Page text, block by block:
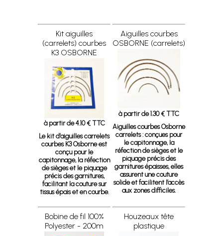
Kit aiguilles
(carrelets) courbes
K3 OSBORNE
à partir de 4.10 € TTC
Le kit d’aiguilles carrelets
courbes K3 Osborne est
conçu pour le
capitonnage, la réfection
de sièges et le piquage
précis des garnitures,
facilitant la couture sur
tissus épais et en courbe.
Aiguilles courbes
OSBORNE (carrelets)
à partir de 1.30 € TTC
Aiguilles courbes Osborne
carrelets :conçues pour
le capitonnage, la
réfection de sièges et le
piquage précis des
garnitures épaisses, elles
assurent une couture
solide et facilitent l’accès
aux zones difficiles.
Bobine de fil 100%
Polyester - 200m
Houzeaux tête
plastique